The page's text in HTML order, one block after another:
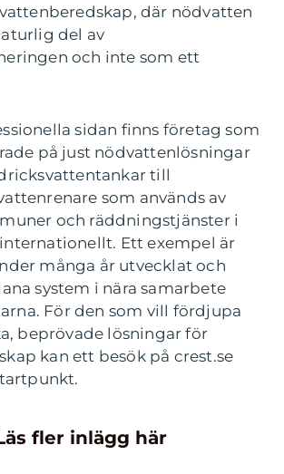
där nödvatten
del av
och inte som ett
sidan finns företag som
på just nödvattenlösningar
till
som används av
och räddningstjänster i
Ett exempel är
många år utvecklat och
system i nära samarbete
För den som vill fördjupa
beprövade lösningar för
kan ett besök på crest.se
fler inlägg här